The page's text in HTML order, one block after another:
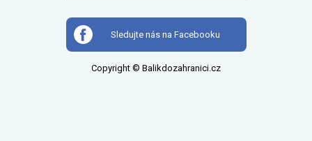
Sledujte nás na Facebooku
Copyright © Balikdozahranici.cz